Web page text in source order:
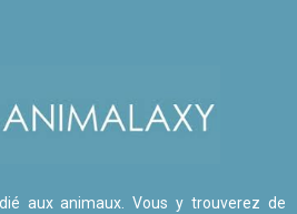
aux animaux. Vous y trouverez de